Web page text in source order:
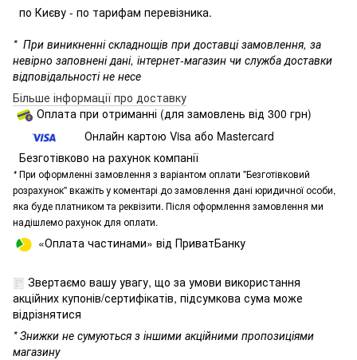
по Києву - по тарифам перевізника.
*При виникненні складнощів при доставці замовлення, за
невірно заповнені дані, інтернет-магазин чи служба доставки
відповідальності не несе
Більше інформації про доставку
Оплата при отриманні (для замовлень від 300 грн)
Онлайн картою Visa або Mastercard
Безготівково на рахунок компанії
*При оформленні замовлення з варіантом оплати "Безготівковий
розрахунок" вкажіть у коментарі до замовлення дані юридичної особи,
яка буде платником та реквізити. Після оформлення замовлення ми
надішлемо рахунок для оплати.
«Оплата частинами» від ПриватБанку
Звертаємо вашу увагу, що за умови використання
акційних купонів/сертифікатів, підсумкова сума може
відрізнятися
* Знижки не сумуються з іншими акційними пропозиціями
магазину